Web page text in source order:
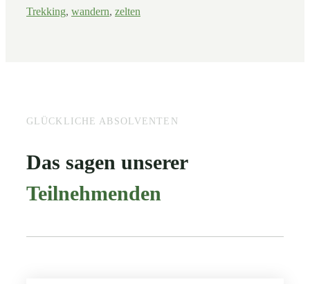
Trekking, wandern, zelten
GLÜCKLICHE ABSOLVENTEN
Das sagen unserer
Teilnehmenden